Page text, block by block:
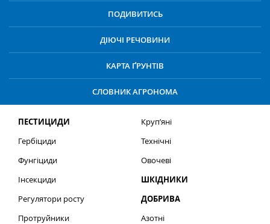
ПОДИВИТИСЬ
ДІЮЧІ РЕЧОВИНИ
КАРТА ҐРУНТІВ
СЛОВНИК АГРОНОМА
ПЕСТИЦИДИ
Гербіциди
Фунгіциди
Інсекциди
Регулятори росту
Протруйники
Круп’яні
Технічні
Овочеві
ШКІДНИКИ
ДОБРИВА
Азотні